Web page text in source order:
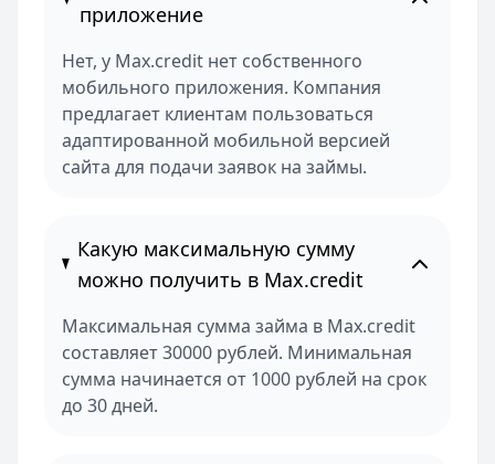
приложение
Нет, у Max.credit нет собственного
мобильного приложения. Компания
предлагает клиентам пользоваться
адаптированной мобильной версией
сайта для подачи заявок на займы.
Какую максимальную сумму
можно получить в Max.credit
Максимальная сумма займа в Max.credit
составляет 30000 рублей. Минимальная
сумма начинается от 1000 рублей на срок
до 30 дней.